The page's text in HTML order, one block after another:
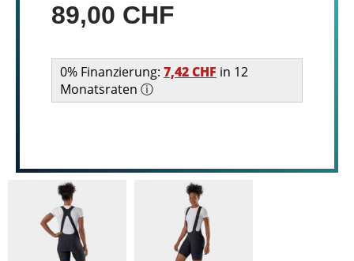
89,00 CHF
0% Finanzierung: 7,42 CHF in 12
Monatsraten ⓘ